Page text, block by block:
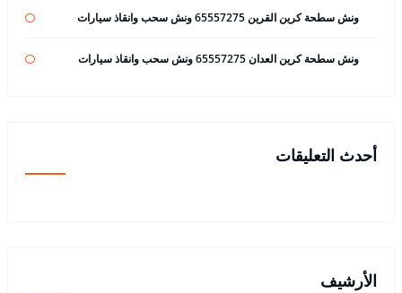
ونش سطحة كرين القرين 65557275 ونش سحب وانقاذ سيارات
ونش سطحة كرين العدان 65557275 ونش سحب وانقاذ سيارات
أحدث التعليقات
الأرشيف